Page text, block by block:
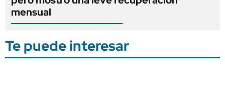
mensual
Te puede interesar